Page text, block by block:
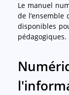
Le manuel
de
disponibles
pédagogiques.